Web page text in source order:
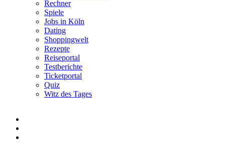
Rechner
Spiele
Jobs in Köln
Dating
Shoppingwelt
Rezepte
Reiseportal
Testberichte
Ticketportal
Quiz
Witz des Tages